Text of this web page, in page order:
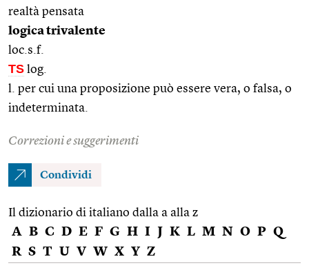
realtà pensata
logica trivalente
loc.s.f.
TS log.
l. per cui una proposizione può essere vera, o falsa, o
indeterminata.
Correzioni e suggerimenti
Condividi
Il dizionario di italiano dalla a alla z
A B C D E F G H I J K L M N O P Q
R S T U V W X Y Z